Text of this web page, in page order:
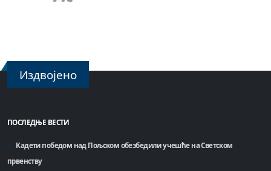
Издвојено
ПОСЛЕДЊЕ ВЕСТИ
Кадети победом над Пољском обезбедили учешће на Светском
првенству